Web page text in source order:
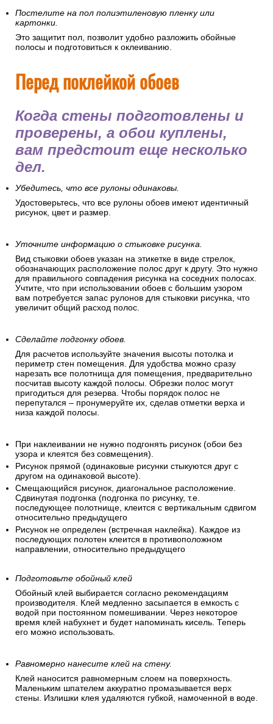
Постелите на пол полиэтиленовую пленку или
картонки.
Это защитит пол, позволит удобно разложить обойные
полосы и подготовиться к оклеиванию.
Перед поклейкой обоев
Когда стены подготовлены и
проверены, а обои куплены,
вам предстоит еще несколько
дел.
Убедитесь, что все рулоны одинаковы.
Удостоверьтесь, что все рулоны обоев имеют идентичный
рисунок, цвет и размер.
Уточните информацию о стыковке рисунка.
Вид стыковки обоев указан на этикетке в виде стрелок,
обозначающих расположение полос друг к другу. Это нужно
для правильного совпадения рисунка на соседних полосах.
Учтите, что при использовании обоев с большим узором
вам потребуется запас рулонов для стыковки рисунка, что
увеличит общий расход полос.
Сделайте подгонку обоев.
Для расчетов используйте значения высоты потолка и
периметр стен помещения. Для удобства можно сразу
нарезать все полотнища для помещения, предварительно
посчитав высоту каждой полосы. Обрезки полос могут
пригодиться для резерва. Чтобы порядок полос не
перепутался – пронумеруйте их, сделав отметки верха и
низа каждой полосы.
При наклеивании не нужно подгонять рисунок (обои без
узора и клеятся без совмещения).
Рисунок прямой (одинаковые рисунки стыкуются друг с
другом на одинаковой высоте).
Смещающийся рисунок, диагональное расположение.
Сдвинутая подгонка (подгонка по рисунку, т.е.
последующее полотнище, клеится с вертикальным сдвигом
относительно предыдущего
Рисунок не определен (встречная наклейка). Каждое из
последующих полотен клеится в противоположном
направлении, относительно предыдущего
Подготовьте обойный клей
Обойный клей выбирается согласно рекомендациям
производителя. Клей медленно засыпается в емкость с
водой при постоянном помешивании. Через некоторое
время клей набухнет и будет напоминать кисель. Теперь
его можно использовать.
Равномерно нанесите клей на стену.
Клей наносится равномерным слоем на поверхность.
Маленьким шпателем аккуратно промазывается верх
стены. Излишки клея удаляются губкой, намоченной в воде.